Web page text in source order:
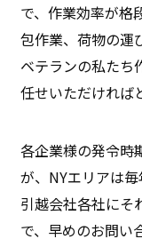
で、作業効率が格
包作業、荷物の運
ベテランの私たち
任せいただければ
各企業様の発令時
が、NYエリアは毎
引越会社各社にそ
で、早めのお問い